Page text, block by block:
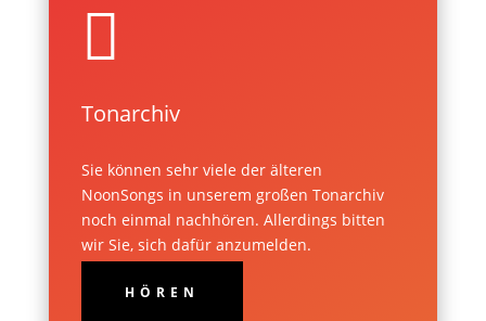

Tonarchiv
Sie können sehr viele der älteren
NoonSongs in unserem großen Tonarchiv
noch einmal nachhören. Allerdings bitten
wir Sie, sich dafür anzumelden.
HÖREN